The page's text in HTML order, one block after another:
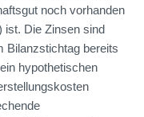
noch vorhanden
ist. Die Zinsen sind
Bilanzstichtag bereits
hypothetischen